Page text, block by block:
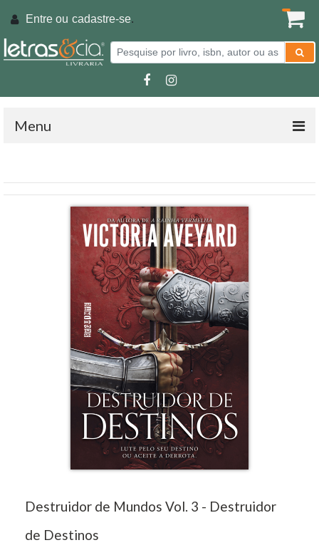
Entre ou cadastre-se.
Menu
Destruidor de Mundos Vol. 3 - Destruidor
de Destinos